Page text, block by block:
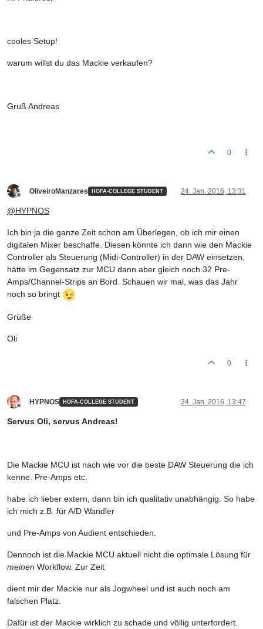
cooles Setup!
warum willst du das Mackie verkaufen?
Gruß Andreas
0
OliveiroManzares HOFA-COLLEGE STUDENT 24. Jan. 2016, 13:31
@HYPNOS
Ich bin ja die ganze Zeit schon am Überlegen, ob ich mir einen
digitalen Mixer beschaffe. Diesen könnte ich dann wie den Mackie
Controller als Steuerung (Midi-Controller) in der DAW einsetzen,
hätte im Gegensatz zur MCU dann aber gleich noch 32 Pre-
Amps/Channel-Strips an Bord. Schauen wir mal, was das Jahr
noch so bringt
Grüße
Oli
0
Offline
HYPNOS HOFA-COLLEGE STUDENT 24. Jan. 2016, 13:47
Servus Oli, servus Andreas!
Die Mackie MCU ist nach wie vor die beste DAW Steuerung die ich
kenne. Pre-Amps etc.
habe ich lieber extern, dann bin ich qualitativ unabhängig. So habe
ich mich z.B. für A/D Wandler
und Pre-Amps von Audient entschieden.
Dennoch ist die Mackie MCU aktuell nicht die optimale Lösung für
meinen Workflow. Zur Zeit
dient mir der Mackie nur als Jogwheel und ist auch noch am
falschen Platz.
Dafür ist der Mackie wirklich zu schade und völlig unterfordert.